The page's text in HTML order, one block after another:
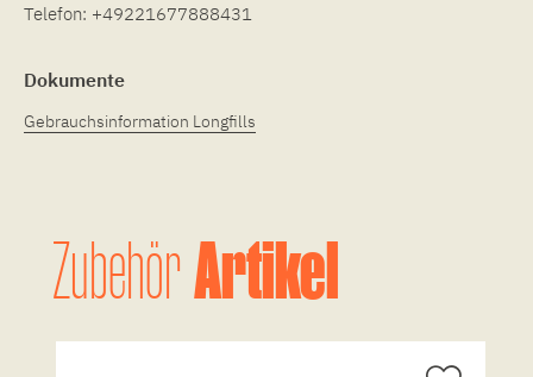
Telefon: +49221677888431
Dokumente
Gebrauchsinformation Longfills
ZubehörArtikel